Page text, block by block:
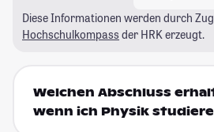
Diese Informationen werden durch
Hochschulkompass der HRK erzeugt.
Welchen Abschluss
wenn ich Physik